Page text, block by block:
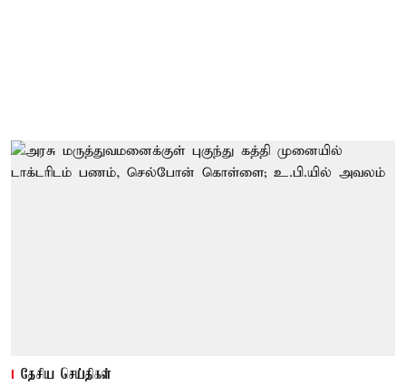
தேசிய செய்திகள்